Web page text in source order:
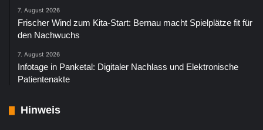
7. August 2026
Frischer Wind zum Kita-Start: Bernau macht Spielplätze fit für
den Nachwuchs
7. August 2026
Infotage in Panketal: Digitaler Nachlass und Elektronische
Patientenakte
Hinweis